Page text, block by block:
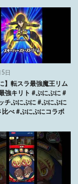
日
】転スラ最強魔王リム
強キリト #ぷにぷに #
チぷにぷに #ぷにぷに
比べ #ぷにぷにコラボ